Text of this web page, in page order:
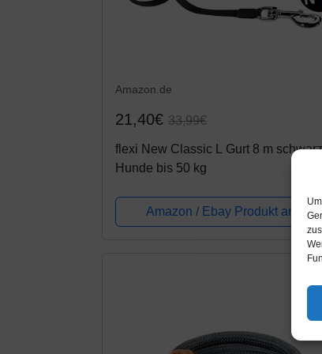
Amazon.de
21,40€ 33,99€
flexi New Classic L Gurt 8 m
Hunde bis 50 kg
Amazon / Ebay Produkt